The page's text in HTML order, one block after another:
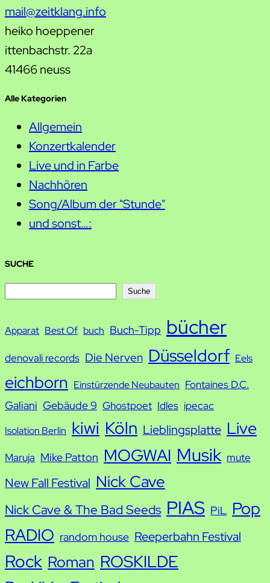
mail@zeitklang.info
heiko hoeppener
ittenbachstr. 22a
41466 neuss
Alle Kategorien
Allgemein
Konzertkalender
Live und in Farbe
Nachhören
Song/Album der "Stunde"
und sonst…:
SUCHE
c
Suche
Apparat Best Of buch Buch-Tipp bücher
denovali records Die Nerven Düsseldorf Eels
eichborn Einstürzende Neubauten Fontaines D.C.
Galiani Gebäude 9 Ghostpoet Idles ipecac
Isolation Berlin kiwi Köln Lieblingsplatte Live
Maruja Mike Patton MOGWAI Musik mute
New Fall Festival Nick Cave
Nick Cave & The Bad Seeds PIAS PiL Pop
RADIO random house Reeperbahn Festival
Rock Roman ROSKILDE